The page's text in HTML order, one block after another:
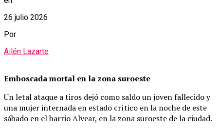
26 julio 2026
Por
Ailén Lazarte
Emboscada mortal en la zona suroeste
Un letal ataque a tiros dejó como saldo un joven fallecido y
una mujer internada en estado crítico en la noche de este
sábado en el barrio Alvear, en la zona suroeste de la ciudad.